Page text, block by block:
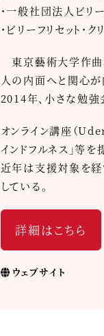
・一般社団法人ビリ
・ビリーフリセット
東京藝術大学作曲
人の内面へと関心が
2014年、小さな勉強
オンライン講座（
インドフルネス」等を
近年は支援対象を経
している。
詳細はこちら
ウェブサイト